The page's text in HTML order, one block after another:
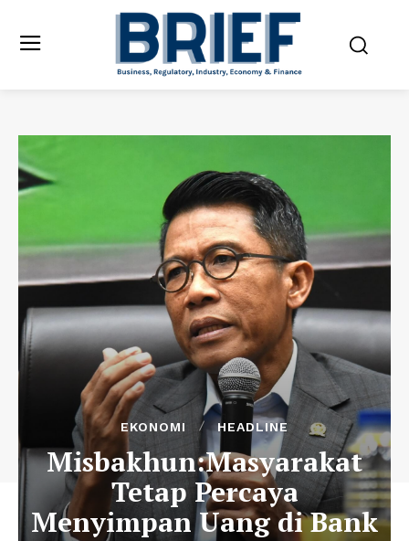
EKONOMI HEADLINE
Misbakhun:Masyarakat
Tetap Percaya
Menyimpan Uang di Bank